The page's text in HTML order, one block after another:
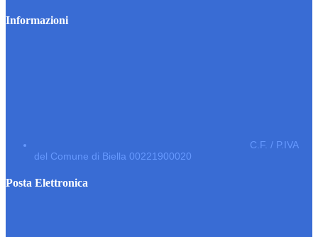
Informazioni
C.F. / P.IVA
del Comune di Biella 00221900020
Posta Elettronica